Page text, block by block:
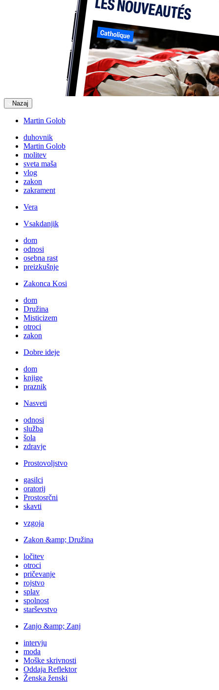
Nazaj
Martin Golob
duhovnik
Martin Golob
molitev
sveta maša
vlog
zakon
zakrament
Vera
Vsakdanjik
dom
odnosi
osebna rast
preizkušnje
Zakonca Kosi
dom
Družina
Misticizem
otroci
zakon
Dobre ideje
dom
knjige
praznik
Nasveti
odnosi
služba
šola
zdravje
Prostovoljstvo
gasilci
oratorij
Prostosrčni
skavti
vzgoja
Zakon &amp; Družina
ločitev
otroci
pričevanje
rojstvo
splav
spolnost
starševstvo
Zanjo &amp; Zanj
intervju
moda
Moške skrivnosti
Oddaja Reflektor
Ženska ženski